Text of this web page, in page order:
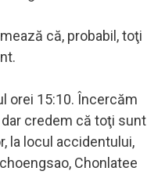
că, probabil, toţi
orei 15:10. Încercăm
credem că toţi sunt
la locul accidentului,
Chonlatee